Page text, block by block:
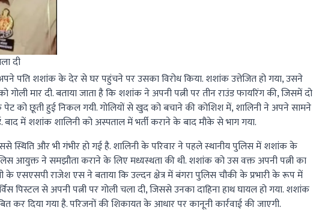
दी
पति शशांक के देर से घर पहुंचने पर उसका विरोध किया. शशांक उत्तेजित हो गया, उसने
गोली मार दी. बताया जाता है कि शशांक ने अपनी पत्नी पर तीन राउंड फायरिंग की, जिसमें दो
को छूती हुई निकल गयी. गोलियों से खुद को बचाने की कोशिश में, शालिनी ने अपने सामने
में शशांक शालिनी को अस्पताल में भर्ती कराने के बाद मौके से भाग गया.
स्थिति और भी गंभीर हो गई है. शालिनी के परिवार ने पहले स्थानीय पुलिस में शशांक के
आयुक्त ने समझौता कराने के लिए मध्यस्थता की थी. शशांक को उस वक्त अपनी पत्नी का
एसएसपी राजेश एस ने बताया कि उल्दन क्षेत्र में बंगरा पुलिस चौकी के प्रभारी के रूप में
पिस्टल से अपनी पत्नी पर गोली चला दी, जिससे उनका दाहिना हाथ घायल हो गया. शशांक
कर दिया गया है. परिजनों की शिकायत के आधार पर कानूनी कार्रवाई की जाएगी.